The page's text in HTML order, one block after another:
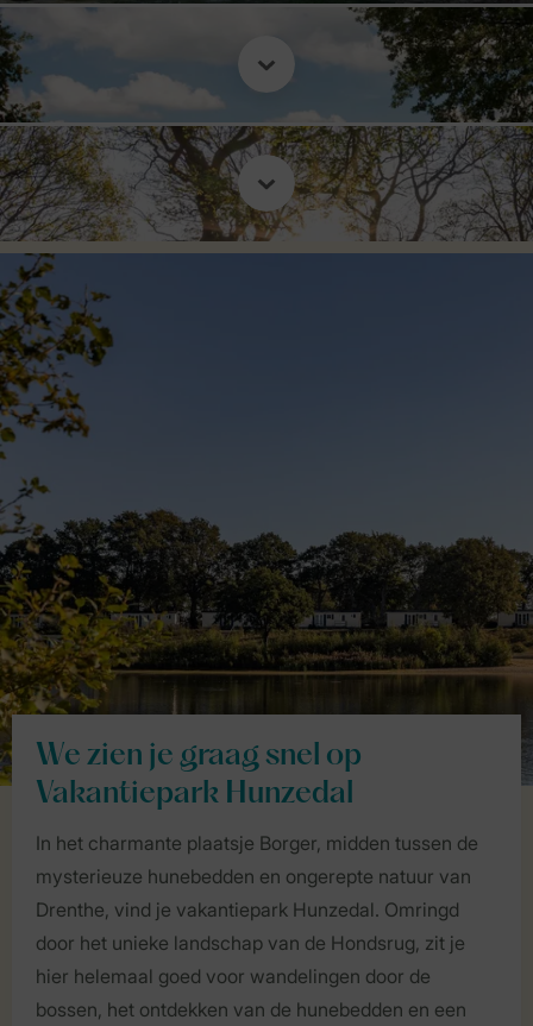
We zien je graag snel op
Vakantiepark Hunzedal
In het charmante plaatsje Borger, midden tussen de
mysterieuze hunebedden en ongerepte natuur van
Drenthe, vind je vakantiepark Hunzedal. Omringd
door het unieke landschap van de Hondsrug, zit je
hier helemaal goed voor wandelingen door de
bossen, het ontdekken van de hunebedden en een